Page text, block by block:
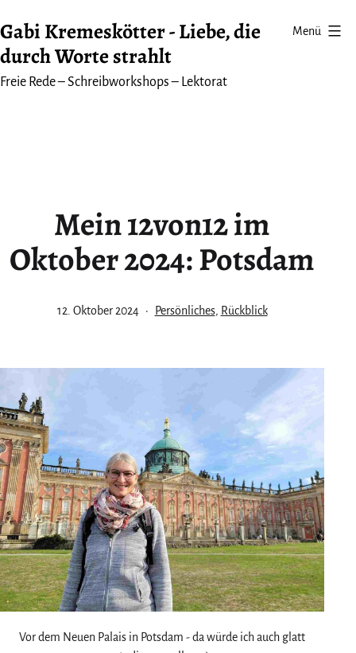
Inhalt
springen
Gabi Kremeskötter - Liebe, die
durch Worte strahlt
Freie Rede – Schreibworkshops – Lektorat
Menü
Mein 12von12 im
Oktober 2024: Potsdam
Veröffentlicht
12. Oktober 2024
Kategorisiert
Persönliches, Rückblick
Vor dem Neuen Palais in Potsdam - da würde ich auch glatt